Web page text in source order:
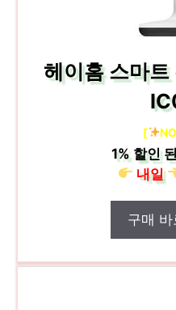
헤이홈 스마
[
1% 할인
내일
구매 바